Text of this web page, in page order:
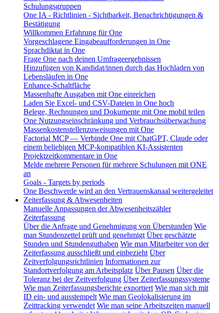
Schulungsgruppen
One IA - Richtlinien - Sichtbarkeit, Benachrichtigungen &
Bestätigung
Willkommen Erfahrung für One
Vorgeschlagene Eingabeaufforderungen in One
Sprachdiktat in One
Frage One nach deinen Umfrageergebnissen
Hinzufügen von Kandidat/innen durch das Hochladen von
Lebensläufen in One
Enhance-Schaltfläche
Massenhafte Ausgaben mit One einreichen
Laden Sie Excel- und CSV-Dateien in One hoch
Belege, Rechnungen und Dokumente mit One mobil teilen
One Nutzungseinschränkung und Verbrauchsüberwachung
Massenkostenstellenzuweisungen mit One
Factorial MCP — Verbinde One mit ChatGPT, Claude oder
einem beliebigen MCP-kompatiblen KI-Assistenten
Projektzeitkommentare in One
Melde mehrere Personen für mehrere Schulungen mit ONE
an
Goals - Targets by periods
One Beschwerde wird an den Vertrauenskanaal weitergeleitet
Zeiterfassung & Abwesenheiten
Manuelle Anpassungen der Abwesenheitszähler
Zeiterfassung
Über die Anfrage und Genehmigung von Überstunden Wie
man Stundenzettel prüft und genehmigt Über geschätzte
Stunden und Stundenguthaben Wie man Mitarbeiter von der
Zeiterfassung ausschließt und einbezieht Über
Zeitverfolgungsrichtlinien Informationen zur
Standortverfolgung am Arbeitsplatz Über Pausen Über die
Toleranz bei der Zeitverfolgung Über Zeiterfassungssysteme
Wie man Zeiterfassungsberichte exportiert Wie man sich mit
ID ein- und ausstempelt Wie man Geolokalisierung im
Zeittracking verwendet Wie man seine Arbeitszeiten manuell